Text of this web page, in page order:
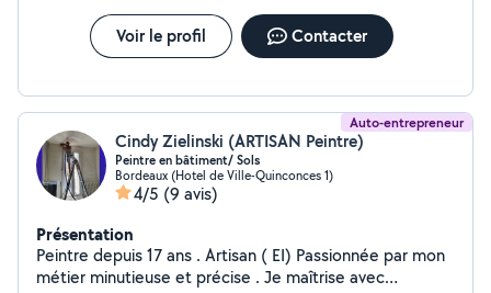
nacelle d'une hauteur de 18m pour tous vos projets en
toute sécurité bien sûr mais également un camion
benne et mini pelle pour des travaux de petite et
Voir le profil Contacter
Auto-entrepreneur
Cindy Zielinski (ARTISAN Peintre)
Peintre en bâtiment/ Sols
Bordeaux (Hotel de Ville-Quinconces 1)
4/5 (9 avis)
Présentation
Peintre depuis 17 ans . Artisan ( EI) Passionnée par mon
métier minutieuse et précise . Je maîtrise avec